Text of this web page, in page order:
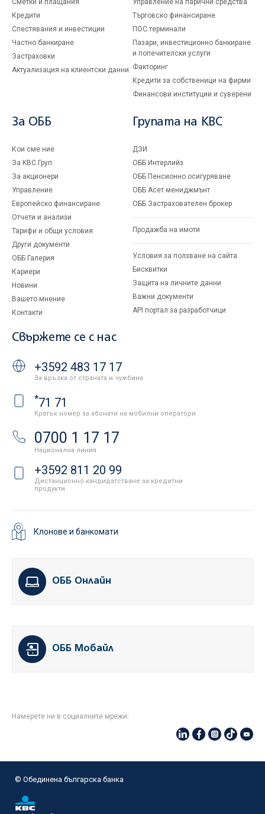
Сметки и плащания
Кредити
Спестявания и инвестиции
Частно банкиране
Застраховки
Актуализация на клиентски данни
Управление на парични средства
Търговско финансиране
ПОС терминали
Пазари, инвестиционно банкиране
и попечителски услуги
Факторинг
Кредити за собственици на фирми
Финансови институции и суверени
За ОББ
Кои сме ние
За KBC Груп
За акционери
Управление
Европейско финансиране
Отчети и анализи
Тарифи и общи условия
Други документи
ОББ Галерия
Кариери
Новини
Вашето мнение
Контакти
Групата на KBC
ДЗИ
ОББ Интерлийз
ОББ Пенсионно осигуряване
ОББ Асет мениджмънт
ОББ Застрахователен брокер
Продажба на имоти
Условия за ползване на сайта
Бисквитки
Защита на личните данни
Важни документи
API портал за разработчици
Свържете се с нас
+3592 483 17 17
За връзка от страната и чужбина
*71 71
Кратък номер за абонати на мобилни оператори
0700 1 17 17
Национална линия
+3592 811 20 99
Дистанционно кандидатстване за кредитни
продукти
Клонове и банкомати
ОББ Онлайн
ОББ Мобайл
Намерете ни в социалните мрежи:
© Oбединена българска банка